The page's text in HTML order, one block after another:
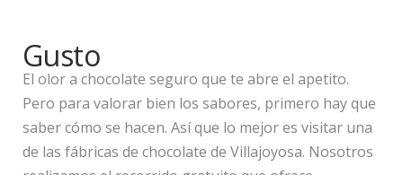
Gusto
El olor a chocolate seguro que te abre el apetito.
Pero para valorar bien los sabores, primero hay que
saber cómo se hacen. Así que lo mejor es visitar una
de las fábricas de chocolate de Villajoyosa. Nosotros